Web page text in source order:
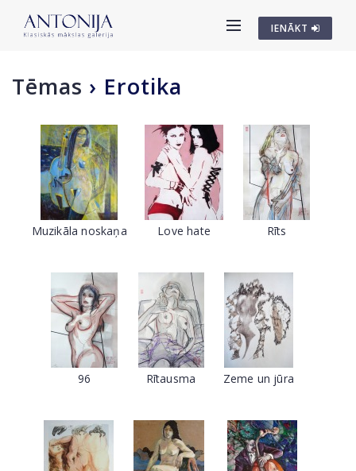
IENĀKT
Tēmas › Erotika
Muzikāla noskaņa Love hate Rīts
96 Rītausma Zeme un jūra